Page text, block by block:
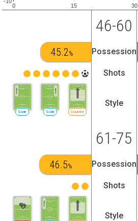
0 15 30
46-60
45.2% Possession
Shots
Counter
Side
Side
Style
61-75
46.5% Possession
Shots
Style